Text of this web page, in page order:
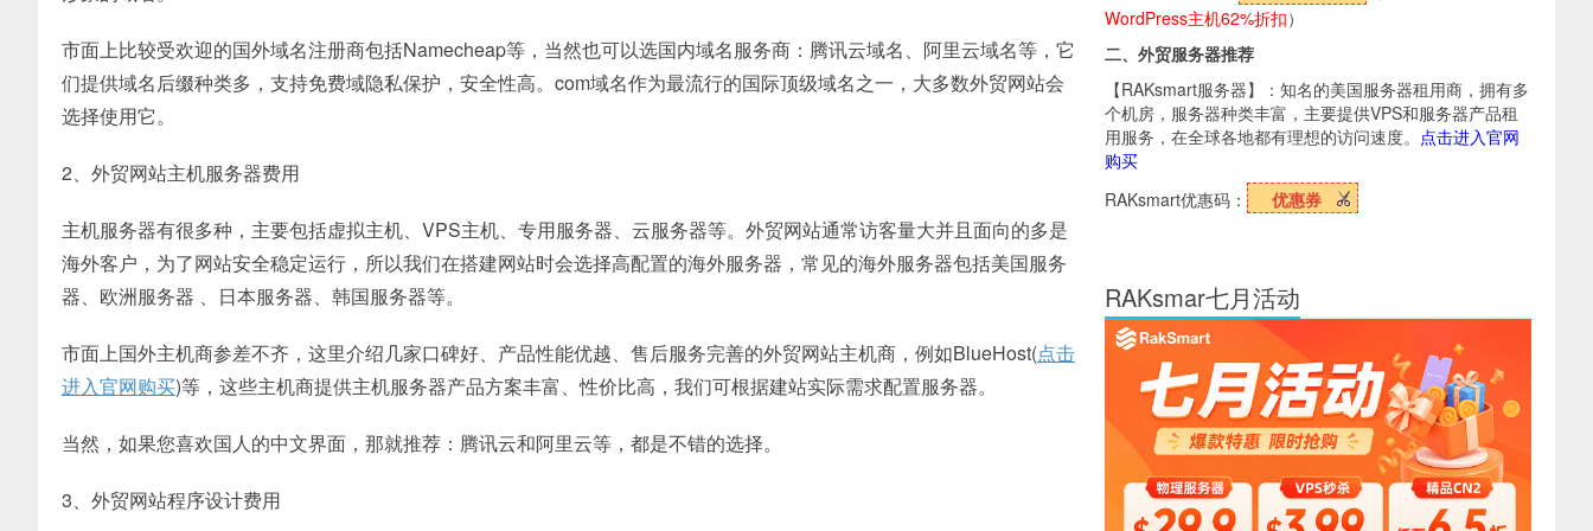
市面上比较受欢迎的国外域名注册商包括Namecheap等，当然也可以选国内域名服务商：腾讯云域名、阿里云域名等，它
们提供域名后缀种类多，支持免费域隐私保护，安全性高。com域名作为最流行的国际顶级域名之一，大多数外贸网站会
选择使用它。
2、外贸网站主机服务器费用
主机服务器有很多种，主要包括虚拟主机、VPS主机、专用服务器、云服务器等。外贸网站通常访客量大并且面向的多是
海外客户，为了网站安全稳定运行，所以我们在搭建网站时会选择高配置的海外服务器，常见的海外服务器包括美国服务
器、欧洲服务器 、日本服务器、韩国服务器等。
市面上国外主机商参差不齐，这里介绍几家口碑好、产品性能优越、售后服务完善的外贸网站主机商，例如BlueHost(点击
进入官网购买)等，这些主机商提供主机服务器产品方案丰富、性价比高，我们可根据建站实际需求配置服务器。
当然，如果您喜欢国人的中文界面，那就推荐：腾讯云和阿里云等，都是不错的选择。
3、外贸网站程序设计费用
WordPress主机62%折扣）
二、外贸服务器推荐
【RAKsmart服务器】：知名的美国服务器租用商，拥有多
个机房，服务器种类丰富，主要提供VPS和服务器产品租
用服务，在全球各地都有理想的访问速度。 点击进入官网
购买
RAKsmart优惠码：
优惠券
RAKsmar七月活动